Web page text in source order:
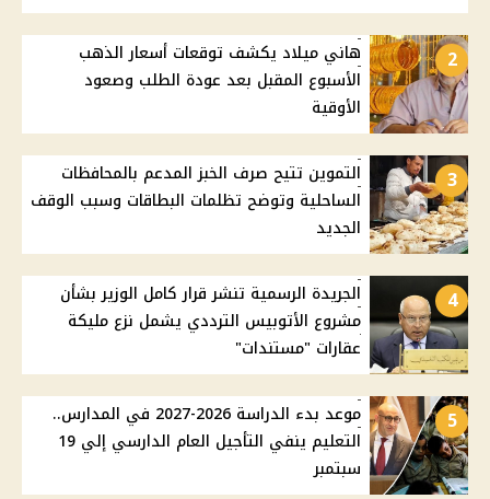
2
هاني ميلاد يكشف توقعات أسعار الذهب
الأسبوع المقبل بعد عودة الطلب وصعود
الأوقية
3
التموين تتيح صرف الخبز المدعم بالمحافظات
الساحلية وتوضح تظلمات البطاقات وسبب الوقف
الجديد
4
الجريدة الرسمية تنشر قرار كامل الوزير بشأن
مشروع الأتوبيس الترددي يشمل نزع مليكة
عقارات "مستندات"
5
موعد بدء الدراسة 2026-2027 في المدارس..
التعليم ينفي التأجيل العام الدارسي إلي 19
سبتمبر